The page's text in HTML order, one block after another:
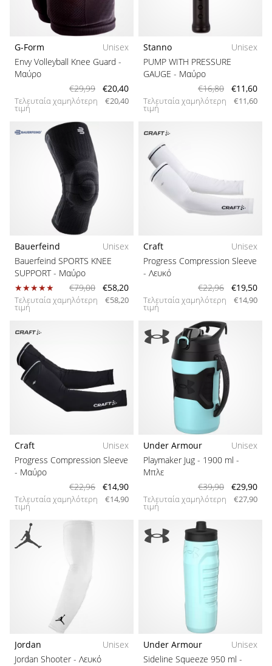
G-Form
Unisex
Envy Volleyball Knee Guard -
Μαύρο
€29,99
€20,40
Τελευταία χαμηλότερη
τιμή
€20,40
Stanno
Unisex
PUMP WITH PRESSURE
GAUGE - Μαύρο
€16,80
€11,60
Τελευταία χαμηλότερη
τιμή
€11,60
Bauerfeind
Unisex
Bauerfeind SPORTS KNEE
SUPPORT- Μαύρο
€79,00
€58,20
Τελευταία χαμηλότερη
τιμή
€58,20
Craft
Unisex
Progress Compression Sleeve
- Λευκό
€22,96
€19,50
Τελευταία χαμηλότερη
τιμή
€14,90
Craft
Unisex
Progress Compression Sleeve
- Μαύρο
€22,96
€14,90
Τελευταία χαμηλότερη
τιμή
€14,90
Under Armour
Unisex
Playmaker Jug - 1900 ml -
Μπλε
€39,90
€29,90
Τελευταία χαμηλότερη
τιμή
€27,90
Jordan
Unisex
Jordan Shooter - Λευκό
Under Armour
Unisex
Sideline Squeeze 950 ml -